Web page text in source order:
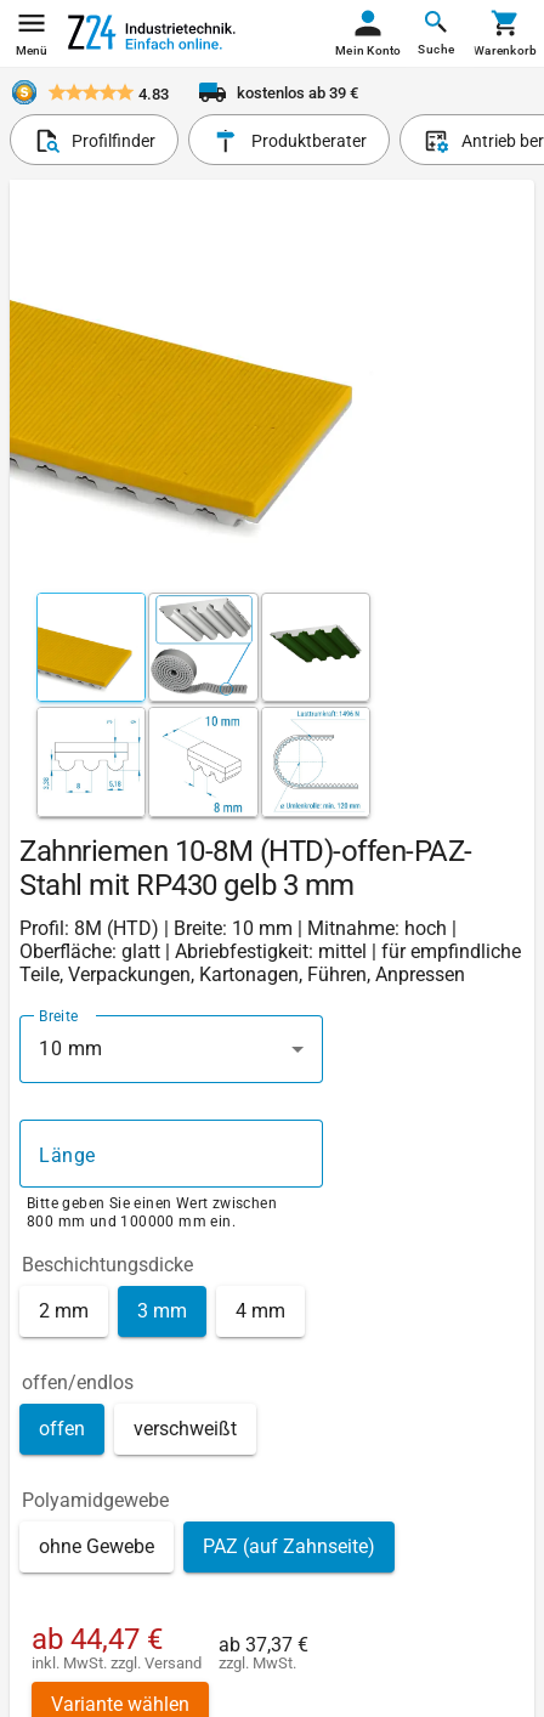
Menü Suche
Mein Konto Warenkorb
4.83 kostenlos ab 39 €
Profilfinder Produktberater Antrieb
Zahnriemen 10-8M (HTD)-offen-PAZ-
Stahl mit RP430 gelb 3 mm
Profil: 8M (HTD) | Breite: 10 mm | Mitnahme: hoch |
Oberfläche: glatt | Abriebfestigkeit: mittel | für empfindliche
Teile, Verpackungen, Kartonagen, Führen, Anpressen
Breite
10 mm
Länge
Bitte geben Sie einen Wert zwischen
800 mm und 100000 mm ein.
Beschichtungsdicke
2 mm 3 mm 4 mm
offen/endlos
offen verschweißt
Polyamidgewebe
ohne Gewebe PAZ (auf Zahnseite)
ab 44,47 €
inkl. MwSt. zzgl. Versand
ab 37,37 €
zzgl. MwSt.
Variante wählen